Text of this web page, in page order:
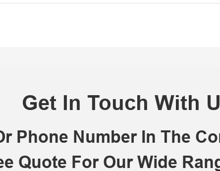
Get In Touch With
Phone Number In The
Quote For Our Wide